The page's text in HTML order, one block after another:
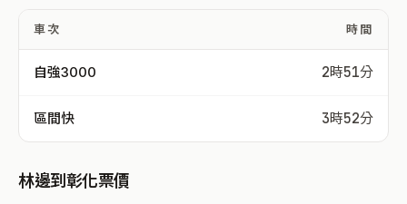
車次 時間
自強3000 2時51分
區間快 3時52分
林邊到彰化票價